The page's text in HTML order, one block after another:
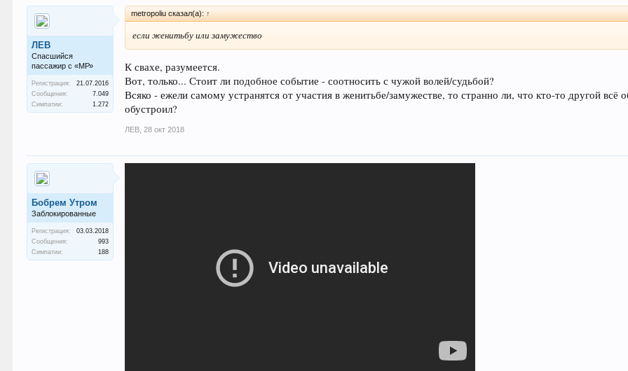
ЛEB
Спасшийся
пассажир с «МР»
Регистрация:
21.07.2016
Сообщения:
7.049
Симпатии:
1.272
metropoliu сказал(а): ↑
если женитьбу или замужество
К свахе, разумеется.
Вот, только... Стоит ли подобное событие - соотносить с чужой волей/судьбой?
Всяко - ежели самому устранятся от участия в женитьбе/замужестве, то странно ли, что кто-то другой
обустроил?
ЛEB 28 окт 2018
Бобрем Утром
Заблокированные
Регистрация:
03.03.2018
Сообщения:
993
Симпатии:
188